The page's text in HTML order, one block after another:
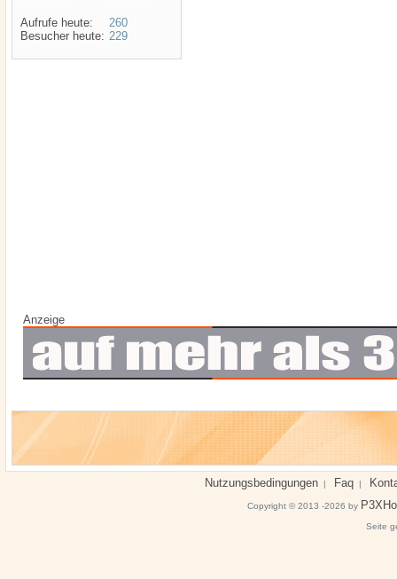
Aufrufe heute:
Besucher heute:
260
229
Anzeige
Nutzungsbedingungen | Faq |
Copyright © 2013 -2026 by
Seite